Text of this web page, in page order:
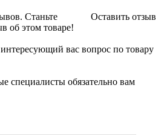
Оставить отзыв
Станьте
об этом товаре!
вас вопрос по товару
специалисты обязательно вам